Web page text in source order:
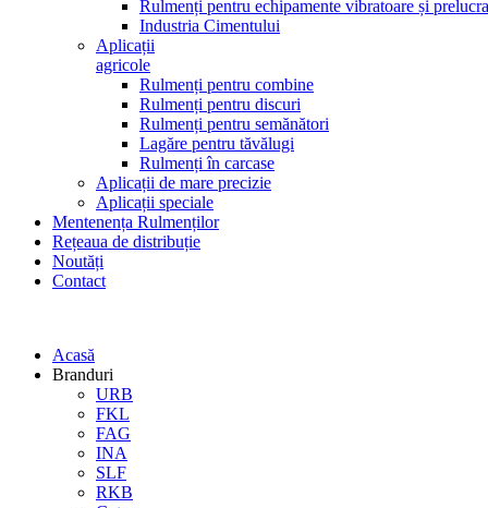
Rulmenți pentru echipamente vibratoare și
Industria Cimentului
Aplicații
agricole
Rulmenți pentru combine
Rulmenți pentru discuri
Rulmenți pentru semănători
Lagăre pentru tăvălugi
Rulmenți în carcase
Aplicații de mare precizie
Aplicații speciale
Mentenența Rulmenților
Rețeaua de distribuție
Noutăți
Contact
Acasă
Branduri
URB
FKL
FAG
INA
SLF
RKB